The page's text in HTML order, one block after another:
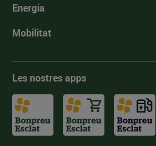
Energia
Mobilitat
Les nostres apps